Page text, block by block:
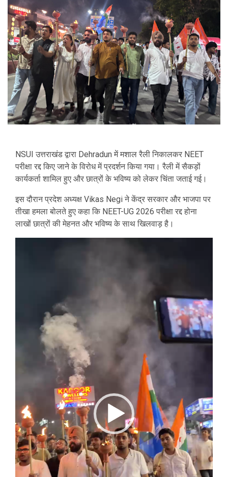
NSUI उत्तराखंड द्वारा Dehradun में मशाल रैली निकालकर NEET
परीक्षा रद्द किए जाने के विरोध में प्रदर्शन किया गया। रैली में सैकड़ों
कार्यकर्ता शामिल हुए और छात्रों के भविष्य को लेकर चिंता जताई गई।
इस दौरान प्रदेश अध्यक्ष Vikas Negi ने केंद्र सरकार और भाजपा पर
तीखा हमला बोलते हुए कहा कि NEET-UG 2026 परीक्षा रद्द होना
लाखों छात्रों की मेहनत और भविष्य के साथ खिलवाड़ है।